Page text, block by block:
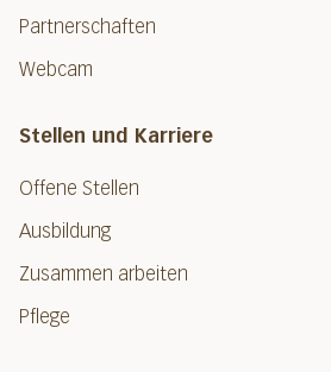
Partnerschaften
Webcam
Stellen und Karriere
Offene Stellen
Ausbildung
Zusammen arbeiten
Pflege